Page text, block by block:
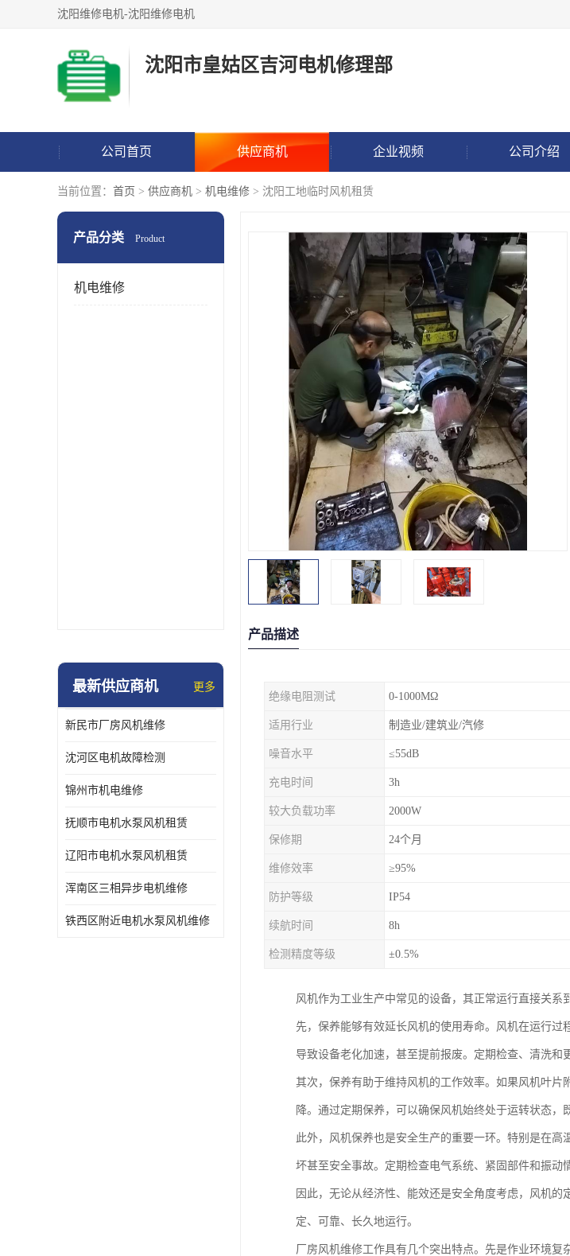
沈阳维修电机-沈阳维修电机
沈阳市皇姑区吉河电机修理部
公司首页 供应商机 企业视频 公司介绍
当前位置： 首页 > 供应商机 > 机电维修 > 沈阳工地临时风机租赁
产品分类 Product
机电维修
最新供应商机 更多
新民市厂房风机维修
沈河区电机故障检测
锦州市机电维修
抚顺市电机水泵风机租赁
辽阳市电机水泵风机租赁
浑南区三相异步电机维修
铁西区附近电机水泵风机维修
产品描述
绝缘电阻测试 0-1000MΩ
适用行业 制造业/建筑业/汽修
噪音水平 ≤55dB
充电时间 3h
较大负载功率 2000W
保修期 24个月
维修效率 ≥95%
防护等级 IP54
续航时间 8h
检测精度等级 ±0.5%
风机作为工业生产中常见的设备，其正常运行直接关系
先，保养能够有效延长风机的使用寿命。风机在运行
导致设备老化加速，甚至提前报废。定期检查、清洗和
其次，保养有助于维持风机的工作效率。如果风机叶
降。通过定期保养，可以确保风机始终处于运转状态，
此外，风机保养也是安全生产的重要一环。特别是在
坏甚至安全事故。定期检查电气系统、紧固部件和振动
因此，无论从经济性、能效还是安全角度考虑，风机
定、可靠、长久地运行。
厂房风机维修工作具有几个突出特点。先是作业环境